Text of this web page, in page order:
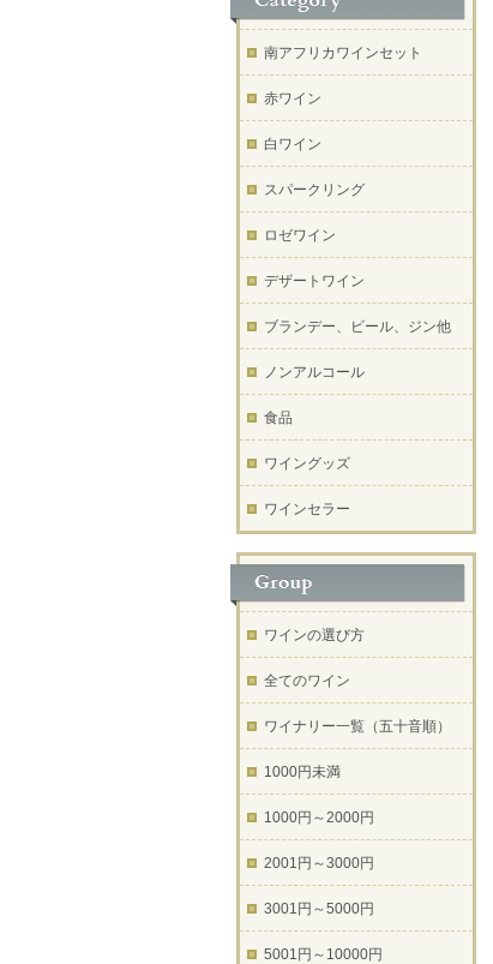
南アフリカワインセット
赤ワイン
白ワイン
スパークリング
ロゼワイン
デザートワイン
ブランデー、ビール、ジン他
ノンアルコール
食品
ワイングッズ
ワインセラー
ワインの選び方
全てのワイン
ワイナリー一覧（五十音順）
1000円未満
1000円～2000円
2001円～3000円
3001円～5000円
5001円～10000円